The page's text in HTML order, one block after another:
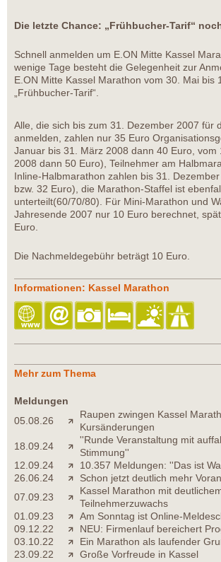
Die letzte Chance: „Frühbucher-Tarif“
Schnell anmelden um E.ON Mitte Kassel
wenige Tage besteht die Gelegenheit zur
E.ON Mitte Kassel Marathon vom 30. Mai bis
„Frühbucher-Tarif“.
Alle, die sich bis zum 31. Dezember 2007 für
anmelden, zahlen nur 35 Euro
Januar bis 31. März 2008 dann 40 Euro, vom
2008 dann 50 Euro), Teilnehmer am
Inline-Halbmarathon zahlen bis 31.
bzw. 32 Euro), die Marathon-Staffel ist
unterteilt(60/70/80). Für Mini-Marathon und
Jahresende 2007 nur 10 Euro berechnet,
Euro.
Die Nachmeldegebühr beträgt 10 Euro.
Informationen: Kassel Marathon
Mehr zum Thema
Meldungen
05.08.26
Raupen zwingen Kassel
Kursänderungen
18.09.24
''Runde Veranstaltung mit
Stimmung''
12.09.24
10.357 Meldungen: ''Das ist
26.06.24
Schon jetzt deutlich mehr
07.09.23
Kassel Marathon mit
Teilnehmerzuwachs
01.09.23
Am Sonntag ist Online-
09.12.22
NEU: Firmenlauf bereichert
03.10.22
Ein Marathon als laufender
23.09.22
Große Vorfreude in Kassel